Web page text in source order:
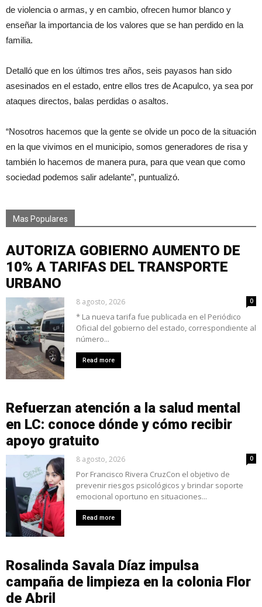
de violencia o armas, y en cambio, ofrecen humor blanco y
enseñar la importancia de los valores que se han perdido en la
familia.
Detalló que en los últimos tres años, seis payasos han sido
asesinados en el estado, entre ellos tres de Acapulco, ya sea por
ataques directos, balas perdidas o asaltos.
“Nosotros hacemos que la gente se olvide un poco de la situación
en la que vivimos en el municipio, somos generadores de risa y
también lo hacemos de manera pura, para que vean que como
sociedad podemos salir adelante”, puntualizó.
Mas Populares
AUTORIZA GOBIERNO AUMENTO DE
10% A TARIFAS DEL TRANSPORTE
URBANO
8 agosto, 2026 0
* La nueva tarifa fue publicada en el Periódico
Oficial del gobierno del estado, correspondiente al
número...
Read more
Refuerzan atención a la salud mental
en LC: conoce dónde y cómo recibir
apoyo gratuito
8 agosto, 2026 0
Por Francisco Rivera CruzCon el objetivo de
prevenir riesgos psicológicos y brindar soporte
emocional oportuno en situaciones...
Read more
Rosalinda Savala Díaz impulsa
campaña de limpieza en la colonia Flor
de Abril